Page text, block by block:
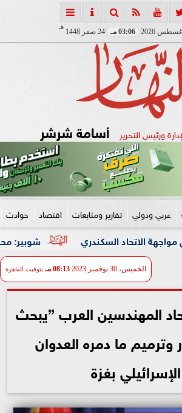
03:06 مـ 24 صفر 1448
هـ
ورئيس التحرير أسامة شرشر
عربي ودولي تقارير ومتابعات اقتصاد حوادث
شوبير: محمد شريف
الخميس، 30 نوفمبر 2023 08:13 مـ بتوقيت القاهرة
المهندسين العرب ”يبحث
وترميم ما دمره العدوان
الإسرائيلي بغزة